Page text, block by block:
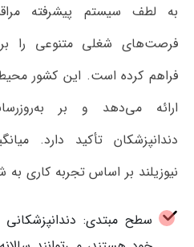
به لطف سیستم پیشرفته
فرصت‌های شغلی متنوعی را
فراهم کرده است. این کشور
ارائه می‌دهد و بر
دندانپزشکان تأکید دارد.
نیوزیلند بر اساس تجربه کاری
سطح مبتدی: